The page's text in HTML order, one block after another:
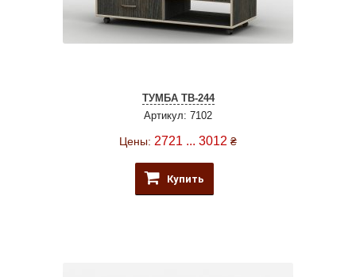
ТУМБА ТВ-244
Артикул: 7102
Цены: 2721 ... 3012 ₴
Купить